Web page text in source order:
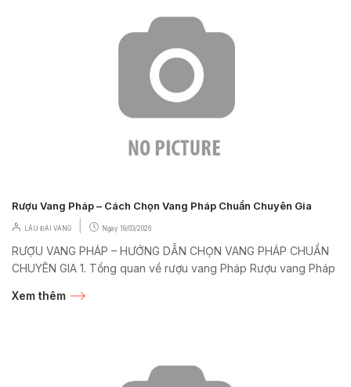
Rượu Vang Pháp – Cách Chọn Vang Pháp Chuẩn Chuyên Gia
LÂU ĐÀI VANG Ngày 19/03/2026
RƯỢU VANG PHÁP – HƯỚNG DẪN CHỌN VANG PHÁP CHUẨN
CHUYÊN GIA 1. Tổng quan về rượu vang Pháp Rượu vang Pháp
Xem thêm